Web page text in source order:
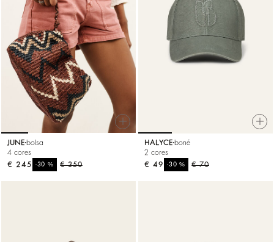
JUNE bolsa
4 cores
€ 350
-30%
€ 245
HALYCE boné
2 cores
€ 70
-30%
€ 49